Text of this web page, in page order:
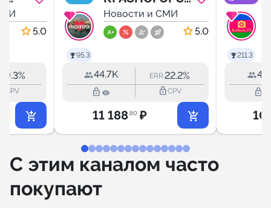
5.0
9.3%
CPV
95.3
ОНЛАЙН
Новости и СМИ
5.0
44.7K ERR:22.2%
lock_outline lock_outlineCPV
11 188.80 ₽
211.3
lock_outline
10
С этим каналом часто
покупают